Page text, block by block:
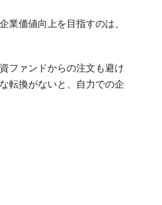
価値向上を目指すのは、
ファンドからの注文も避け
転換がないと、自力での企